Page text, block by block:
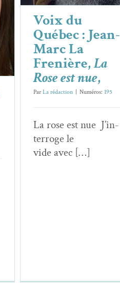
Frenière
Voix du
Québec : Jean-
Marc La
Frenière,La
Rose est nue,
ParLa rédaction Numéros: 195
La rose est nue J’in­
ter­roge le
vide avec […]